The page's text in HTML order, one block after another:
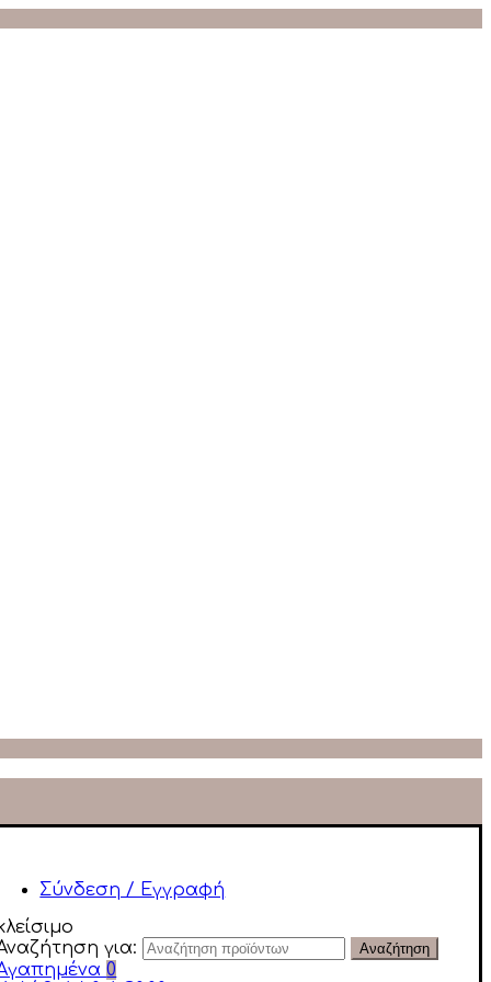
Σύνδεση / Εγγραφή
για:
Αναζήτηση
0